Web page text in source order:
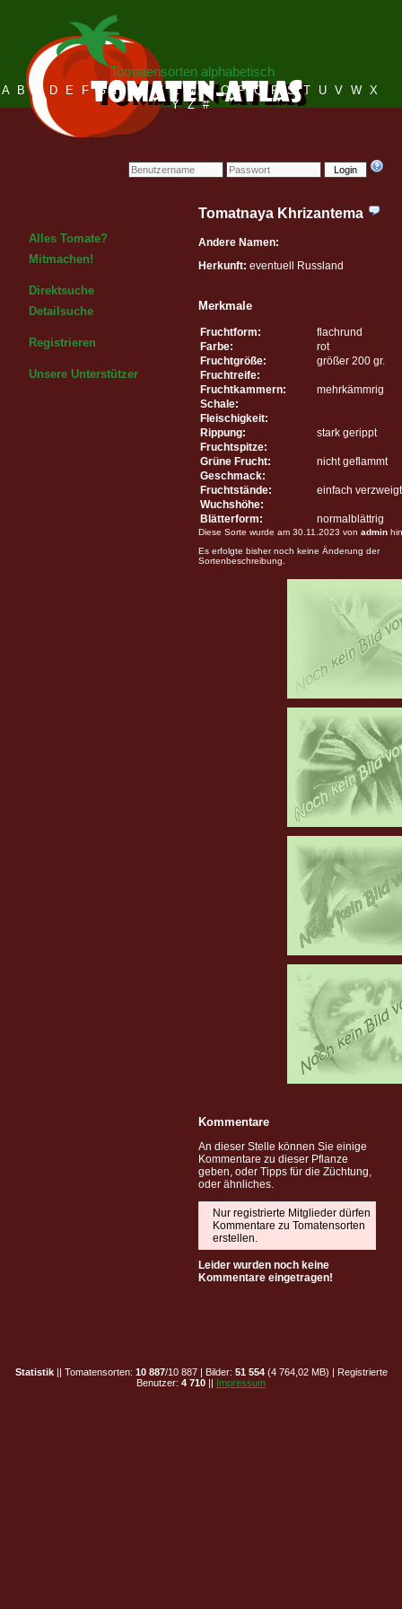
Login
Tomatensorten alphabetisch
A B C D E F G H I J K L M N O P Q R S T U V W X
Y Z #
Alles Tomate?
Mitmachen!
Direktsuche
Detailsuche
Registrieren
Unsere Unterstützer
Tomatnaya Khrizantema
Andere Namen:
Herkunft: eventuell Russland
Merkmale
Fruchtform:
flachrund
Farbe:
rot
Fruchtgröße:
größer 200 gr.
Fruchtreife:
Fruchtkammern:
mehrkämmrig
Schale:
Fleischigkeit:
Rippung:
stark gerippt
Fruchtspitze:
Grüne Frucht:
nicht geflammt
Geschmack:
Fruchtstände:
einfach verzweigt
Wuchshöhe:
Blätterform:
normalblättrig
Diese Sorte wurde am 30.11.2023 von admin
Es erfolgte bisher noch keine Änderung der
Sortenbeschreibung.
Kommentare
An dieser Stelle können Sie einige
Kommentare zu dieser Pflanze
geben, oder Tipps für die Züchtung,
oder ähnliches.
Nur registrierte Mitglieder dürfen
Kommentare zu Tomatensorten
erstellen.
Leider wurden noch keine
Kommentare eingetragen!
Statistik|| Tomatensorten: 10 887/10 887 | Bilder: 51 554(4 764,02 MB) | Registrierte
Benutzer: 4 710 || Impressum